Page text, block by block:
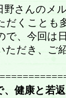
野さんのメ
だくことも
で、今回は
ただき、ご
、健康と若